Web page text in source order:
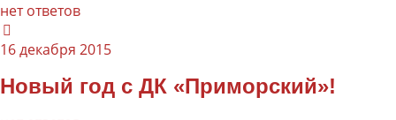
нет ответов
16 декабря 2015
Новый год с ДК «Приморский»!